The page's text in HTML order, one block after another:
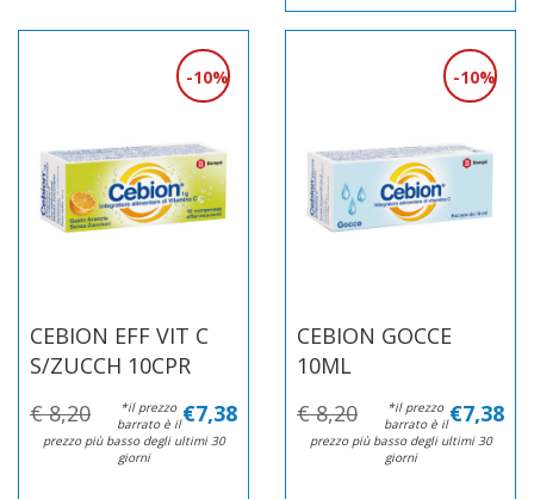
CEBION EFF VIT C
S/ZUCCH 10CPR
10%
€ 8,20 €7,38
*il prezzo
barrato è il
prezzo più basso degli ultimi 30
giorni
CEBION GOCCE
10ML
10%
€ 8,20 €7,38
*il prezzo
barrato è il
prezzo più basso degli ultimi 30
giorni